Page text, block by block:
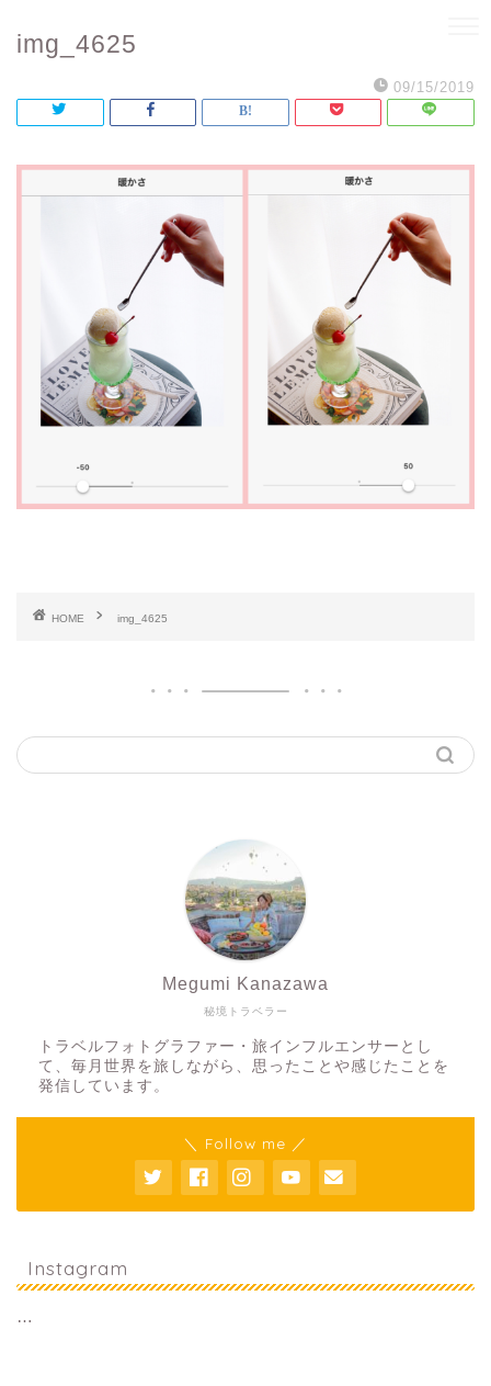
img_4625
09/15/2019
HOME img_4625
秘境トラベラー
Megumi Kanazawa
トラベルフォトグラファー・旅インフルエンサーとし
て、毎月世界を旅しながら、思ったことや感じたことを
発信しています。
＼ Follow me ／
Instagram
…